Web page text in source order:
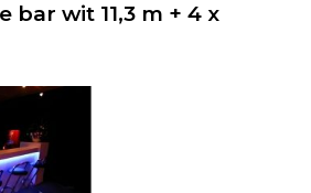
bar wit 11,3 m + 4 x